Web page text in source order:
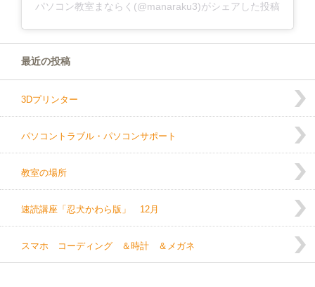
パソコン教室まならく(@manaraku3)がシェアした投稿
最近の投稿
3Dプリンター
パソコントラブル・パソコンサポート
教室の場所
速読講座「忍犬かわら版」 12月
スマホ コーディング ＆時計 ＆メガネ